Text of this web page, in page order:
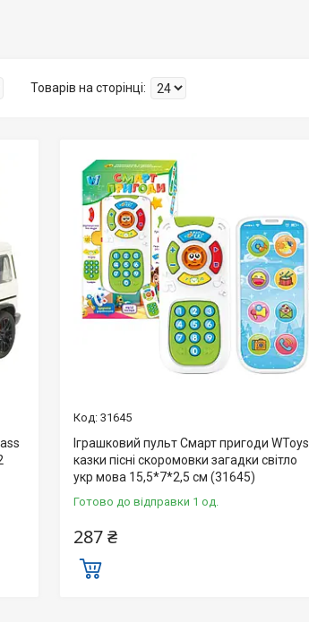
31645
Іграшковий пульт Смарт пригоди WToys
казки пісні скоромовки загадки світло
укр мова 15,5*7*2,5 см (31645)
Готово до відправки 1 од.
287 ₴